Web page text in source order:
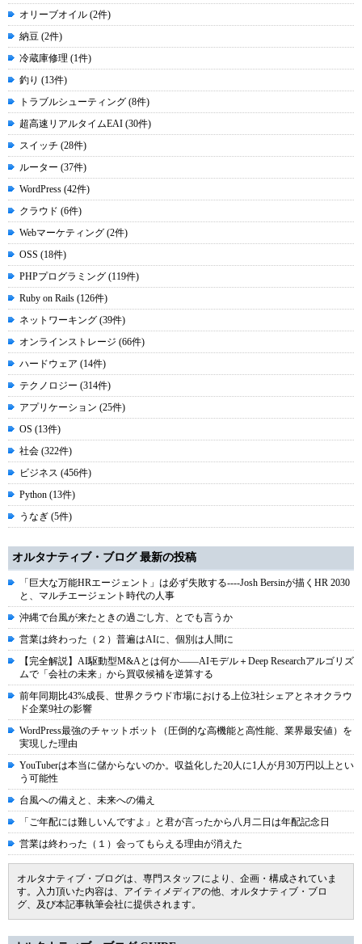
オリーブオイル (2件)
納豆 (2件)
冷蔵庫修理 (1件)
釣り (13件)
トラブルシューティング (8件)
超高速リアルタイムEAI (30件)
スイッチ (28件)
ルーター (37件)
WordPress (42件)
クラウド (6件)
Webマーケティング (2件)
OSS (18件)
PHPプログラミング (119件)
Ruby on Rails (126件)
ネットワーキング (39件)
オンラインストレージ (66件)
ハードウェア (14件)
テクノロジー (314件)
アプリケーション (25件)
OS (13件)
社会 (322件)
ビジネス (456件)
Python (13件)
うなぎ (5件)
オルタナティブ・ブログ 最新の投稿
「巨大な万能HRエージェント」は必ず失敗する----Josh Bersinが描くHR 2030
と、マルチエージェント時代の人事
沖縄で台風が来たときの過ごし方、とでも言うか
営業は終わった（２）普遍はAIに、個別は人間に
【完全解説】AI駆動型M&Aとは何か――AIモデル＋Deep Researchアルゴリズ
ムで「会社の未来」から買収候補を逆算する
前年同期比43%成長、世界クラウド市場における上位3社シェアとネオクラウ
ド企業9社の影響
WordPress最強のチャットボット（圧倒的な高機能と高性能、業界最安値）を
実現した理由
YouTuberは本当に儲からないのか。収益化した20人に1人が月30万円以上とい
う可能性
台風への備えと、未来への備え
「ご年配には難しいんですよ」と君が言ったから八月二日は年配記念日
営業は終わった（１）会ってもらえる理由が消えた
オルタナティブ・ブログは、専門スタッフにより、企画・構成されていま
す。入力頂いた内容は、アイティメディアの他、オルタナティブ・ブロ
グ、及び本記事執筆会社に提供されます。